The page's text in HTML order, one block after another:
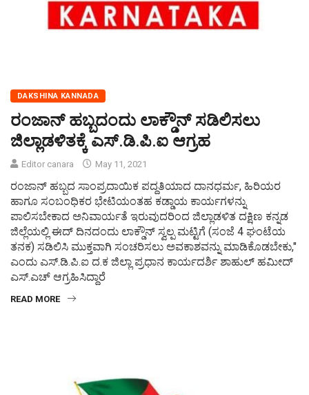
DAKSHINA KANNADA
ರಂಜಾನ್ ಹಬ್ಬದಂದು ಲಾಕ್ಡೌನ್ ಸಡಿಲಿಸಲು
ಜಿಲ್ಲಾಡಳಿತಕ್ಕೆ ಎಸ್.ಡಿ.ಪಿ.ಐ ಆಗ್ರಹ
Editor canara May 11, 2021
ರಂಜಾನ್ ಹಬ್ಬದ ಸಾಂಪ್ರದಾಯಿಕ ಪದ್ದತಿಯಾದ ದಾನಧರ್ಮ, ಹಿರಿಯರ
ಹಾಗೂ ಸಂಬಂಧಿಕರ ಭೇಟಿಯಂತಹ ಕಡ್ಡಾಯ ಕಾರ್ಯಗಳನ್ನು
ಪಾಲಿಸಬೇಕಾದ ಅನಿವಾರ್ಯತೆ ಇರುವುದರಿಂದ ಜಿಲ್ಲಾಡಳಿತ ದಕ್ಷಿಣ ಕನ್ನಡ
ಜಿಲ್ಲೆಯಲ್ಲಿ ಈದ್ ದಿನದಂದು ಲಾಕ್ಡೌನ್ ಸ್ವಲ್ಪ ಮಟ್ಟಿಗೆ (ಸಂಜೆ 4 ಘಂಟೆಯ
ತನಕ) ಸಡಿಲಿಸಿ ಮುಕ್ತವಾಗಿ ಸಂಚರಿಸಲು ಅವಕಾಶವನ್ನು ಮಾಡಿಕೊಡಬೇಕು,"
ಎಂದು ಎಸ್.ಡಿ.ಪಿ.ಐ ದ.ಕ ಜಿಲ್ಲಾ ಪ್ರಧಾನ ಕಾರ್ಯದರ್ಶಿ ಶಾಹುಲ್ ಹಮೀದ್
ಎಸ್.ಎಚ್ ಆಗ್ರಹಿಸಿದ್ದಾರೆ
READ MORE